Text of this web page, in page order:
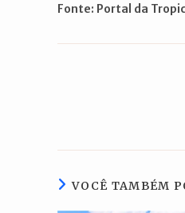
Fonte: Portal da
VOCÊ TAMBÉM